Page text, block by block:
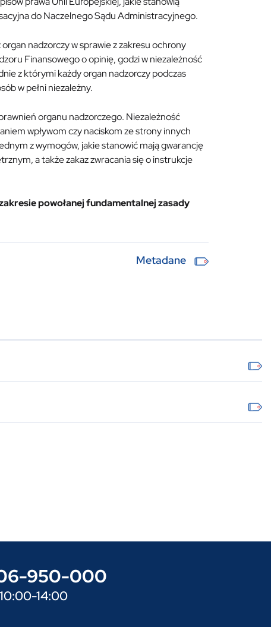
do Naczelnego Sądu Administracyjnego.
nadzorczy w sprawie z zakresu ochrony
Finansowego o opinię, godzi w niezależność
z którymi każdy organ nadzorczy podczas
w pełni niezależny.
organu nadzorczego. Niezależność
wpływom czy naciskom ze strony innych
z wymogów, jakie stanowić mają gwarancję
a także zakaz zwracania się o instrukcje
powołanej fundamentalnej zasady
Metadane
950-000
14:00